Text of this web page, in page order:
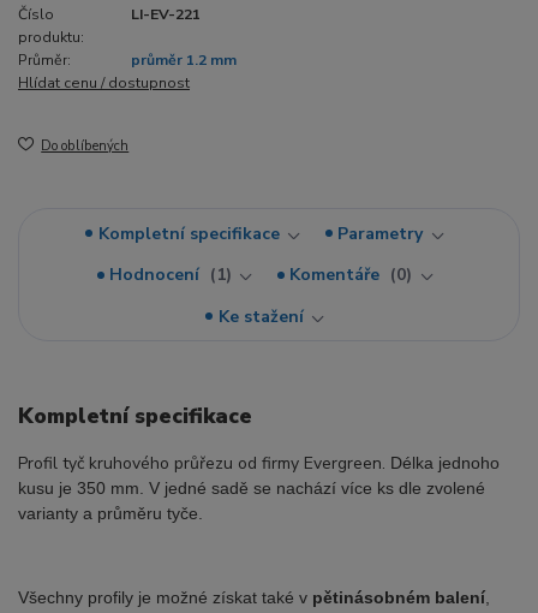
Číslo
produktu:
LI-EV-221
Průměr:
průměr 1.2 mm
Hlídat cenu / dostupnost
Do oblíbených
Kompletní specifikace
Parametry
Hodnocení
1 Komentáře
0
Ke stažení
Kompletní specifikace
Profil tyč kruhového průřezu od firmy Evergreen. Délka jednoho
kusu je 350 mm. V jedné sadě se nachází více ks dle zvolené
varianty a průměru tyče.
Všechny profily je možné získat také v pětinásobném balení